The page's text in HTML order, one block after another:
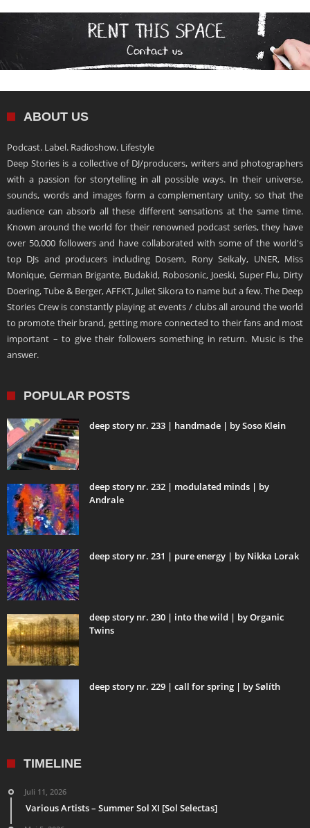
ABOUT US
Podcast. Label. Radioshow. Lifestyle
Deep Stories is a collective of DJ/producers, writers and photographers
with a passion for storytelling in all possible ways. In their universe,
sounds, words and images form a complementary unity, so that the
audience can absorb all these different sensations at the same time.
Known around the world for their renowned podcast series, they have
over 50,000 followers and have collaborated with some of the world's
top DJs and producers including Dosem, Rony Seikaly, UNER, Miss
Monique, German Brigante, Budakid, Robosonic, Joeski, Super Flu, Dirty
Doering, Tube & Berger, AFFKT, Juliet Sikora to name but a few. The Deep
Stories Crew is constantly playing at events / clubs all around the world
to promote their brand, getting more connected to their fans and most
important – to give their followers something in return. Music is the
answer.
POPULAR POSTS
deep story nr. 233 | handmade | by Soso Klein
deep story nr. 232 | modulated minds | by
Andrale
deep story nr. 231 | pure energy | by Nikka Lorak
deep story nr. 230 | into the wild | by Organic
Twins
deep story nr. 229 | call for spring | by Sølíth
TIMELINE
Juli 11, 2026
Various Artists – Summer Sol XI [Sol Selectas]